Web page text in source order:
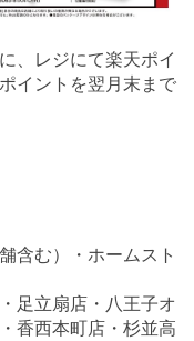
、レジにて楽天ポイ
イントを翌月末まで
含む）・ホームスト
足立扇店・八王子オ
香西本町店・杉並高